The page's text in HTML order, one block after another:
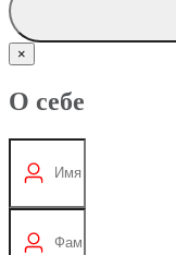
×
О себе